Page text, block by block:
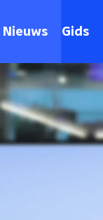
Nieuws Gids